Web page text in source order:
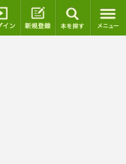
ログイン 新規登録